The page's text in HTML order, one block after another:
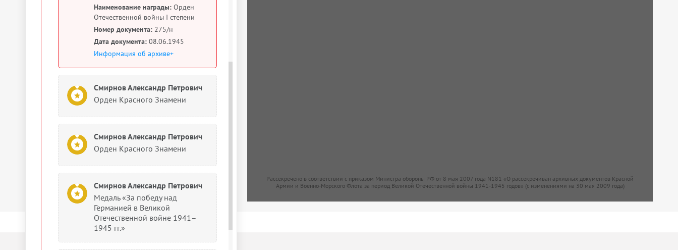
Наименование награды: Орден
Отечественной войны I степени
Номер документа: 275/н
Дата документа: 08.06.1945
Информация об архиве+
Смирнов Александр Петрович
Орден Красного Знамени
Смирнов Александр Петрович
Орден Красного Знамени
Смирнов Александр Петрович
Медаль «За победу над
Германией в Великой
Отечественной войне 1941–
1945 гг.»
Рассекречено в соответствии с приказом Министра обороны РФ от 8 мая 2007 года N181 «О рассекречиван архивных документов Красной
Армии и Военно-Морского Флота за период Великой Отечественной войны 1941-1945 годов» (с изменениями на 30 мая 2009 года)